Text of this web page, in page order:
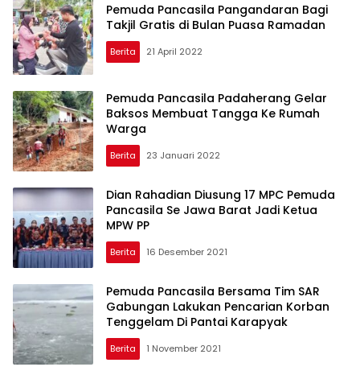
Pemuda Pancasila Pangandaran Bagi
Takjil Gratis di Bulan Puasa Ramadan
Berita 21 April 2022
Pemuda Pancasila Padaherang Gelar
Baksos Membuat Tangga Ke Rumah
Warga
Berita 23 Januari 2022
Dian Rahadian Diusung 17 MPC Pemuda
Pancasila Se Jawa Barat Jadi Ketua
MPW PP
Berita 16 Desember 2021
Pemuda Pancasila Bersama Tim SAR
Gabungan Lakukan Pencarian Korban
Tenggelam Di Pantai Karapyak
Berita 1 November 2021